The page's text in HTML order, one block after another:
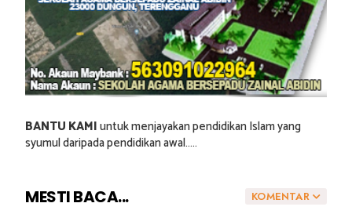
BANTU KAMIuntuk menjayakan pendidikan Islam yang
syumul daripada pendidikan awal.....
KOMENTAR
MESTI BACA...